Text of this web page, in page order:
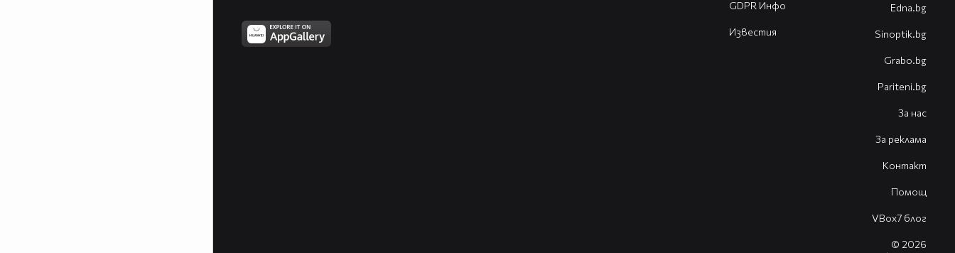
GDPR Инфо
Известия
Edna.bg
Sinoptik.bg
Grabo.bg
Pariteni.bg
За нас
За реклама
Контакт
Помощ
VBox7 блог
© 2026